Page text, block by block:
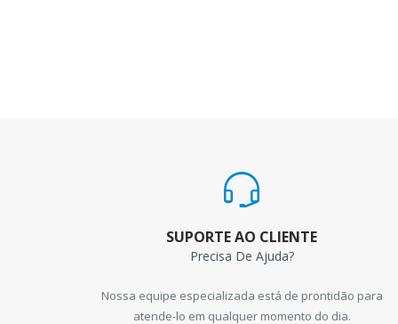
SUPORTE AO CLIENTE
Precisa De Ajuda?
Nossa equipe especializada está de prontidão para
atende-lo em qualquer momento do dia.